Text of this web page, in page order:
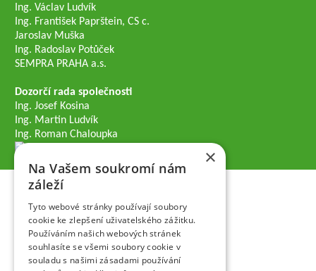
Ing. Václav Ludvík
Ing. František Paprštein, CS c.
Jaroslav Muška
Ing. Radoslav Potůček
SEMPRA PRAHA a.s.
Dozorčí rada společnosti
Ing. Josef Kosina
Ing. Martin Ludvík
Ing. Roman Chaloupka
×
Na Vašem soukromí nám
záleží
Tyto webové stránky používají soubory
cookie ke zlepšení uživatelského zážitku.
Používáním našich webových stránek
souhlasíte se všemi soubory cookie v
souladu s našimi zásadami používání